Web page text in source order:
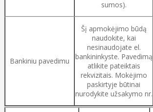
sumos).
Bankiniu pavedimu
Šį apmokėjimo būdą
naudokite, kai
nesinaudojate el.
bankininkyste. Pavedimą
atlikite pateiktais
rekvizitais. Mokėjimo
paskirtyje būtinai
nurodykite užsakymo nr.